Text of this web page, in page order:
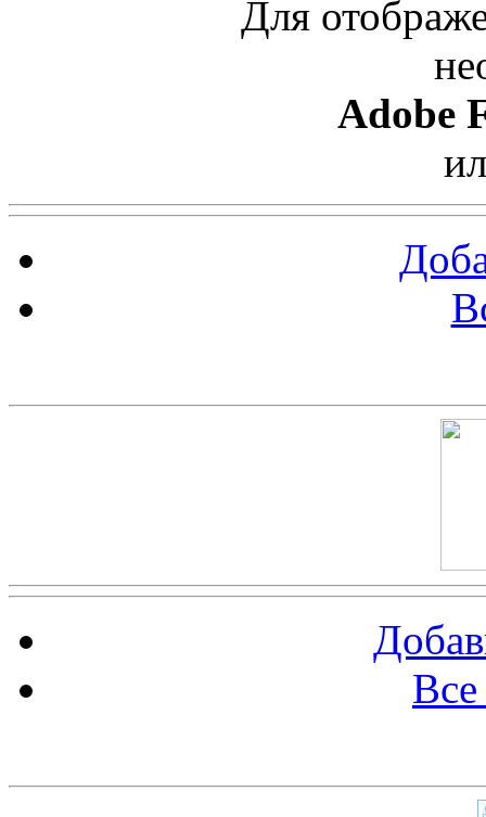
Для
Adobe